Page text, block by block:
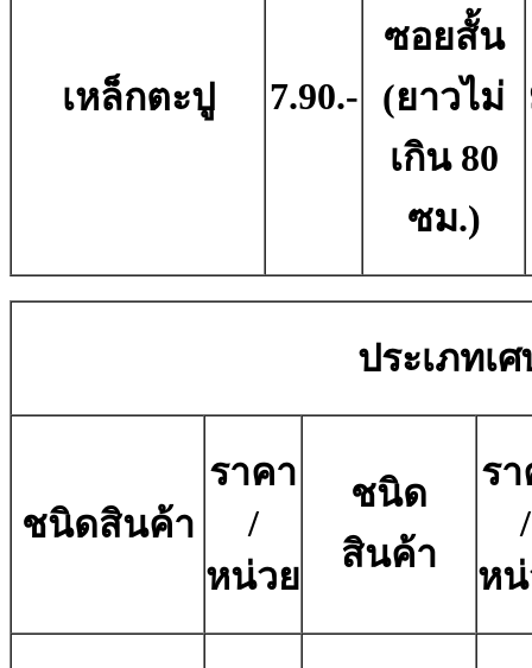
เหล็กตะปู 7.90.-
ซอยสั้น
(ยาวไม่
เกิน 80
ซม.)
ประเภทเ
ชนิดสินค้า
ราคา
/
หน่วย
ชนิด
สินค้า
ร
/
ห